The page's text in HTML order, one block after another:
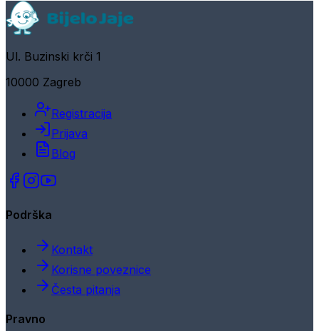
Ul. Buzinski krči 1
10000 Zagreb
Registracija
Prijava
Blog
Podrška
Kontakt
Korisne poveznice
Česta pitanja
Pravno